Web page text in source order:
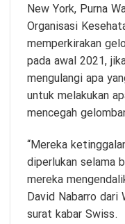
New York, Purna
Organisasi
memperkirakan
pada awal 2021,
mengulangi apa
untuk melakukan
mencegah
“Mereka
diperlukan selama
mereka
David Nabarro dari
surat kabar Swiss.